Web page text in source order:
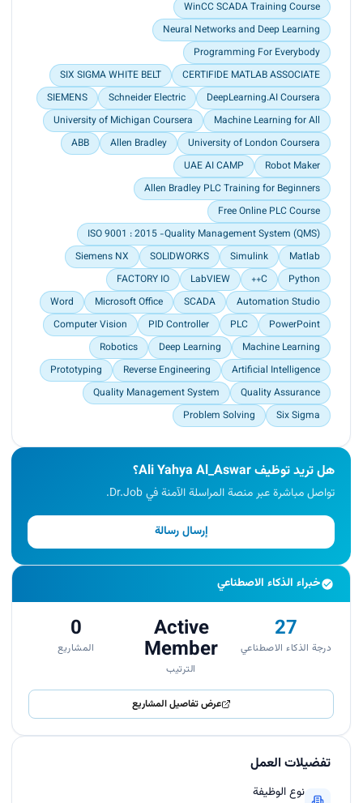
Inspection & Sparing unit by using Computer
Vision and Machine Learning Technologies.<br>
Added to Liquid Production Lines.<br>
Contributed to an increase the speed of
production by 10% for 100ml bottles and 18% for
50ml bottles.</p>
WinCC SCADA Training Course
Neural Networks and Deep Learning
Programming For Everybody
CERTIFIDE MATLAB ASSOCIATE
SIX SIGMA WHITE BELT
DeepLearning.AI Coursera
Schneider Electric
SIEMENS
Machine Learning for All
University of Michigan Coursera
University of London Coursera
Allen Bradley
ABB
Robot Maker
UAE AI CAMP
Allen Bradley PLC Training for Beginners
Free Online PLC Course
ISO 9001 : 2015 -Quality Management System (QMS)
Matlab
Simulink
SOLIDWORKS
Siemens NX
Python
C++
LabVIEW
FACTORY IO
Automation Studio
SCADA
Microsoft Office
Word
PowerPoint
PLC
PID Controller
Computer Vision
Machine Learning
Deep Learning
Robotics
Artificial Intelligence
Reverse Engineering
Prototyping
Quality Assurance
Quality Management System
Six Sigma
Problem Solving
هل تريد توظيف Ali Yahya Al_Aswar؟
تواصل مباشرة عبر منصة المراسلة الآمنة في Dr.Job.
إرسال رسالة
خبراء الذكاء الاصطناعي
27
درجة الذكاء الاصطناعي
Active
Member
الترتيب
0
المشاريع
عرض تفاصيل المشاريع
تفضيلات العمل
نوع الوظيفة